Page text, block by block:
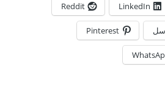
LinkedIn
Reddit
Pinterest